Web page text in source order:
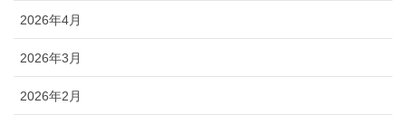
2026年4月
2026年3月
2026年2月